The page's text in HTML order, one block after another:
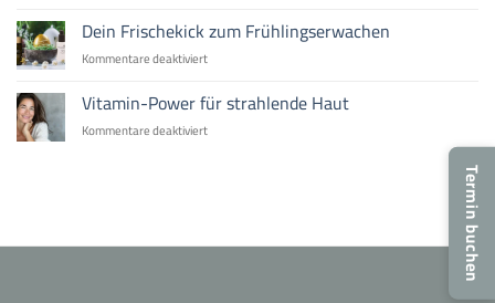
Termin buchen
&
Osterzauber
Dein Frischekick zum Frühlingserwachen
Kommentare deaktiviertfür
Frischekick
zum
Frühlingserwachen
Vitamin-Power für strahlende Haut
Kommentare deaktiviertfür